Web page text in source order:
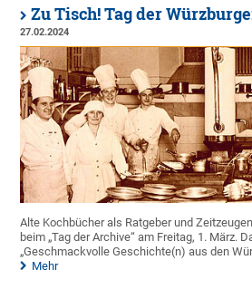
Zu Tisch! Tag der
27.02.2024
Alte Kochbücher als Ratgeber und
beim „Tag der Archive“ am Freitag, 1. März.
„Geschmackvolle Geschichte(n) aus den
Mehr